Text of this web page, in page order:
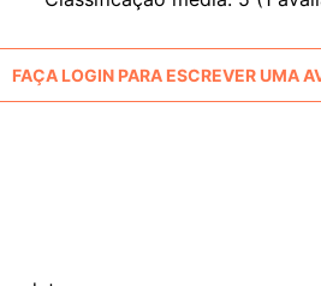
FAÇA LOGIN PARA ESCREVER UMA